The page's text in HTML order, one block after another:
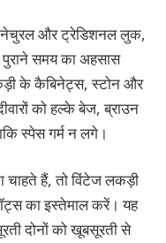
नेचुरल और ट्रेडिशनल लुक,
समय का अहसास
के कैबिनेट्स, स्टोन और
को हल्के बेज, ब्राउन
स्पेस गर्म न लगे।
हैं, तो विंटेज लकड़ी
का इस्तेमाल करें। यह
दोनों को खूबसूरती से